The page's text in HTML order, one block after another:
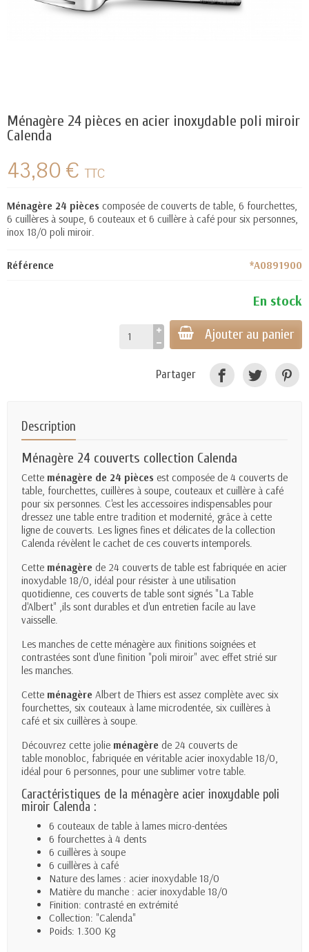
Ménagère 24 pièces en acier inoxydable poli miroir
Calenda
43,80 € TTC
Ménagère 24 pièces composée de couverts de table, 6 fourchettes,
6 cuillères à soupe, 6 couteaux et 6 cuillère à café pour six personnes,
inox 18/0 poli miroir.
Référence *A0891900
En stock
Ajouter au panier
Partager
Description
Ménagère 24 couverts collection Calenda
Cette ménagère de 24 pièces est composée de 4 couverts de
table, fourchettes, cuillères à soupe, couteaux et cuillère à café
pour six personnes. C'est les accessoires indispensables pour
dressez une table entre tradition et modernité, grâce à cette
ligne de couverts. Les lignes fines et délicates de la collection
Calenda révèlent le cachet de ces couverts intemporels.
Cette ménagère de 24 couverts de table est fabriquée en acier
inoxydable 18/0, idéal pour résister à une utilisation
quotidienne, ces couverts de table sont signés "La Table
d'Albert" ,ils sont durables et d'un entretien facile au lave
vaisselle.
Les manches de cette ménagère aux finitions soignées et
contrastées sont d'une finition "poli miroir" avec effet strié sur
les manches.
Cette ménagère Albert de Thiers est assez complète avec six
fourchettes, six couteaux à lame microdentée, six cuillères à
café et six cuillères à soupe.
Découvrez cette jolie ménagère de 24 couverts de
table monobloc, fabriquée en véritable acier inoxydable 18/0,
idéal pour 6 personnes, pour une sublimer votre table.
Caractéristiques de la ménagère acier inoxydable poli
miroir Calenda :
6 couteaux de table à lames micro-dentées
6 fourchettes à 4 dents
6 cuillères à soupe
6 cuillères à café
Nature des lames : acier inoxydable 18/0
Matière du manche : acier inoxydable 18/0
Finition: contrasté en extrémité
Collection: "Calenda"
Poids: 1.300 Kg